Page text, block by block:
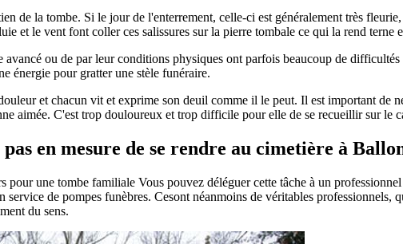
de la tombe. Si le jour de l'enterrement, celle-ci est généralement très
et le vent font coller ces salissures sur la pierre tombale ce qui la rend terne
avancé ou de par leur conditions physiques ont parfois beaucoup de
énergie pour gratter une stèle funéraire.
et chacun vit et exprime son deuil comme il le peut. Il est important de
aimée. C'est trop douloureux et trop difficile pour elle de se recueillir sur
en mesure de se rendre au cimetière à
pour une tombe familiale Vous pouvez déléguer cette tâche à un
service de pompes funèbres. Cesont néanmoins de véritables
du sens.